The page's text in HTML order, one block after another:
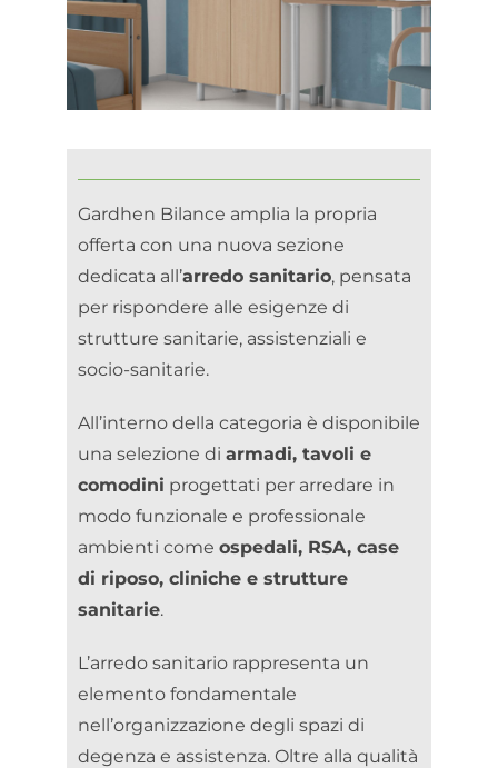
Gardhen Bilance amplia la propria
offerta con una nuova sezione
dedicata all’arredo sanitario, pensata
per rispondere alle esigenze di
strutture sanitarie, assistenziali e
socio-sanitarie.
All’interno della categoria è disponibile
una selezione di armadi, tavoli e
comodini progettati per arredare in
modo funzionale e professionale
ambienti come ospedali, RSA, case
di riposo, cliniche e strutture
sanitarie.
L’arredo sanitario rappresenta un
elemento fondamentale
nell’organizzazione degli spazi di
degenza e assistenza. Oltre alla qualità